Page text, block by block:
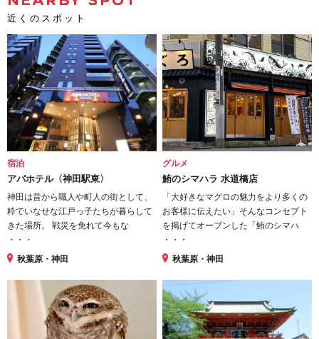
近くのスポット
宿泊
アパホテル〈神田駅東〉
神田は昔から職人や町人の街として、
粋でいなせな江戸っ子たちが暮らして
きた場所。 戦災を免れて今もな
・・・
秋葉原・神田
グルメ
鮪のシマハラ 水道橋店
「大好きなマグロの魅力をより多くの
お客様に伝えたい」そんなコンセプト
を掲げてオープンした「鮪のシマハ
・・・
秋葉原・神田